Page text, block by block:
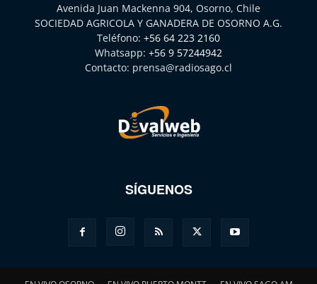
Avenida Juan Mackenna 904, Osorno, Chile
SOCIEDAD AGRICOLA Y GANADERA DE OSORNO A.G.
Teléfono: +56 64 223 2160
Whatsapp: +56 9 57244942
Contacto: prensa@radiosago.cl
SÍGUENOS